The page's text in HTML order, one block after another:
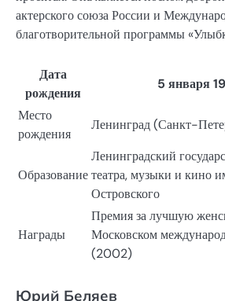
актерского союза России и
благотворительной программы
Дата
рождения
5 января
Место
рождения
Ленинград (Санкт-
Образование
Ленинградский
театра, музыки и кино
Островского
Награды
Премия за лучшую
Московском
(2002)
Юрий Беляев